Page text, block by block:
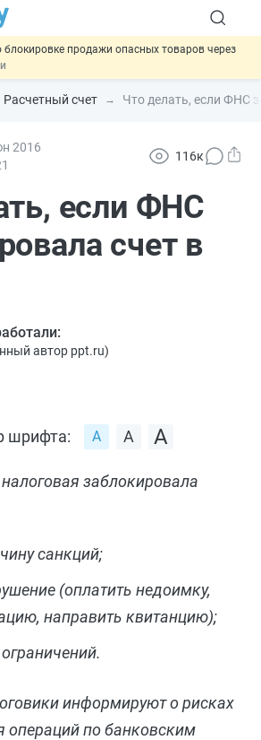
блокировке продажи опасных товаров через
беременных пропишут в ТК РФ#новости
единые критерии трудовых и ГПХ-
Расчетный счет Что делать, если ФНС
2016
116к
если ФНС
счет в
автор ppt.ru)
шрифта:
заблокировала
санкций;
(оплатить недоимку,
направить квитанцию);
информируют о рисках
операций по банковским